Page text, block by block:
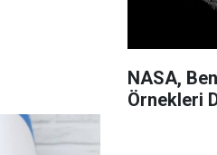
NASA,
Örnekleri